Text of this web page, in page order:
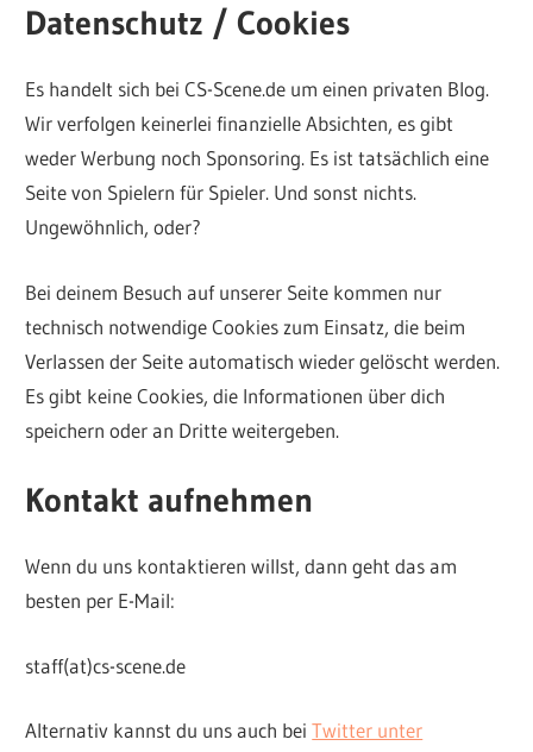
Datenschutz / Cookies
Es handelt sich bei CS-Scene.de um einen privaten Blog.
Wir verfolgen keinerlei finanzielle Absichten, es gibt
weder Werbung noch Sponsoring. Es ist tatsächlich eine
Seite von Spielern für Spieler. Und sonst nichts.
Ungewöhnlich, oder?
Bei deinem Besuch auf unserer Seite kommen nur
technisch notwendige Cookies zum Einsatz, die beim
Verlassen der Seite automatisch wieder gelöscht werden.
Es gibt keine Cookies, die Informationen über dich
speichern oder an Dritte weitergeben.
Kontakt aufnehmen
Wenn du uns kontaktieren willst, dann geht das am
besten per E-Mail:
staff(at)cs-scene.de
Alternativ kannst du uns auch beiTwitter unter